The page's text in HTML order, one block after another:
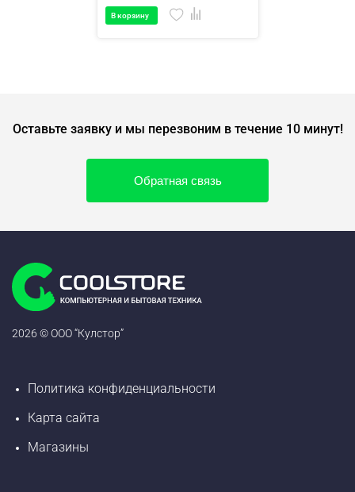
В корзину
Оставьте заявку и мы перезвоним в течение 10 минут!
Обратная связь
2026 © ООО “Кулстор”
Политика конфиденциальности
Карта сайта
Магазины